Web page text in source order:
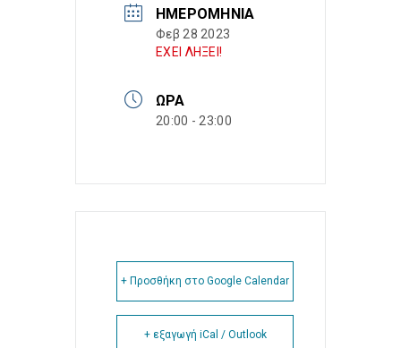
ΗΜΕΡΟΜΗΝΊΑ
Φεβ 28 2023
ΕΧΕΙ ΛΗΞΕΙ!
ΏΡΑ
20:00 - 23:00
+ Προσθήκη στο Google Calendar
+ εξαγωγή iCal / Outlook